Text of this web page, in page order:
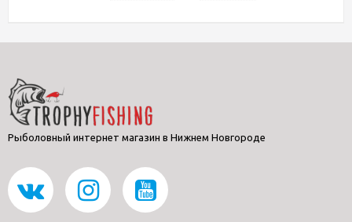
Рыболовный интернет магазин в Нижнем Новгороде